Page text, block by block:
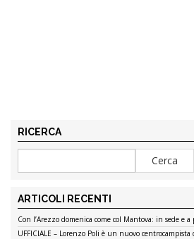
RICERCA
ARTICOLI RECENTI
Con l’Arezzo domenica come col Mantova: in sede e
UFFICIALE – Lorenzo Poli è un nuovo centrocampista